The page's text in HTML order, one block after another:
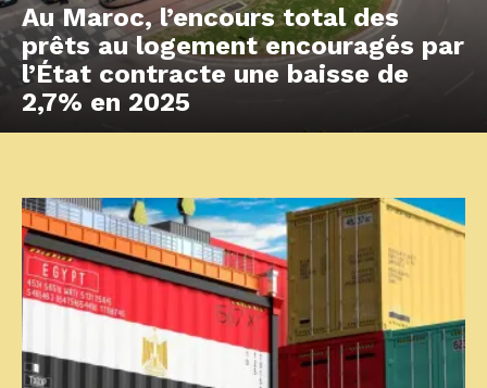
Au Maroc, l’encours total des
prêts au logement encouragés par
l’État contracte une baisse de
2,7% en 2025